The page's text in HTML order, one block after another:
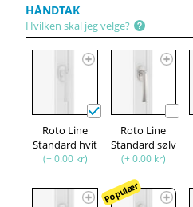
HÅNDTAK
Hvilken skal jeg velge?
Roto Line
Standard hvit
(+ 0.00 kr)
Roto Line
Standard sølv
(+ 0.00 kr)
Populær